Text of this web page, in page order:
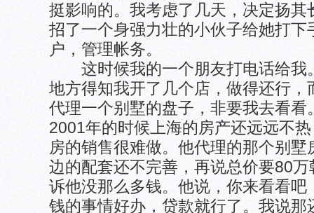
挺影响的。我考虑了几天，决定扬其
招了一个身强力壮的小伙子给她打下
户，管理帐务。
这时候我的一个朋友打电话给我
地方得知我开了几个店，做得还行，
代理一个别墅的盘子，非要我去看看
2001年的时候上海的房产还远远不
房的销售很难做。他代理的那个别
边的配套还不完善，再说总价要80
诉他没那么多钱。他说，你来看看吧
钱的事情好办，贷款就行了。我说那